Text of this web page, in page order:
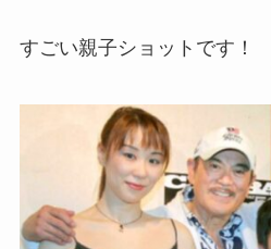
すごい親子ショットです！